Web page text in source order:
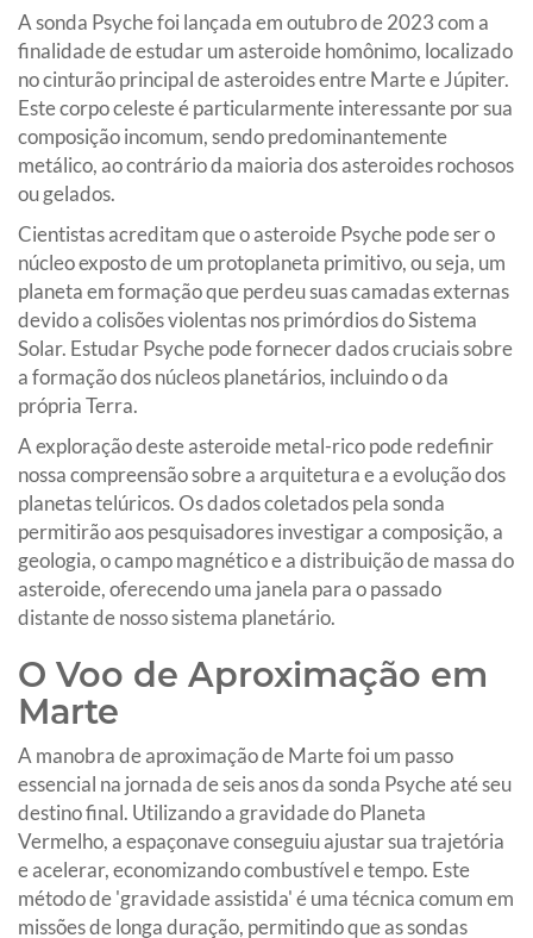
A sonda Psyche foi lançada em outubro de 2023 com a
finalidade de estudar um asteroide homônimo, localizado
no cinturão principal de asteroides entre Marte e Júpiter.
Este corpo celeste é particularmente interessante por sua
composição incomum, sendo predominantemente
metálico, ao contrário da maioria dos asteroides rochosos
ou gelados.
Cientistas acreditam que o asteroide Psyche pode ser o
núcleo exposto de um protoplaneta primitivo, ou seja, um
planeta em formação que perdeu suas camadas externas
devido a colisões violentas nos primórdios do Sistema
Solar. Estudar Psyche pode fornecer dados cruciais sobre
a formação dos núcleos planetários, incluindo o da
própria Terra.
A exploração deste asteroide metal-rico pode redefinir
nossa compreensão sobre a arquitetura e a evolução dos
planetas telúricos. Os dados coletados pela sonda
permitirão aos pesquisadores investigar a composição, a
geologia, o campo magnético e a distribuição de massa do
asteroide, oferecendo uma janela para o passado
distante de nosso sistema planetário.
O Voo de Aproximação em
Marte
A manobra de aproximação de Marte foi um passo
essencial na jornada de seis anos da sonda Psyche até seu
destino final. Utilizando a gravidade do Planeta
Vermelho, a espaçonave conseguiu ajustar sua trajetória
e acelerar, economizando combustível e tempo. Este
método de 'gravidade assistida' é uma técnica comum em
missões de longa duração, permitindo que as sondas